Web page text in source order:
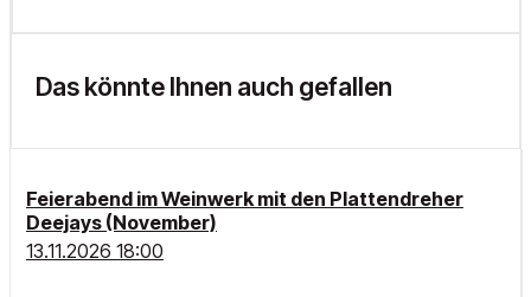
Das könnte Ihnen auch gefallen
Feierabend im Weinwerk mit den Plattendreher
Deejays (November)
13.11.2026 18:00